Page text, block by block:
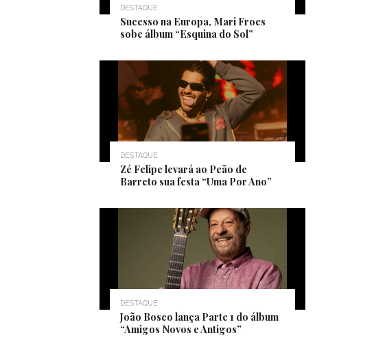
DESTAQUE
Sucesso na Europa, Mari Froes
sobe álbum “Esquina do Sol”
DESTAQUE
Zé Felipe levará ao Peão de
Barreto sua festa “Uma Por Ano”
DESTAQUE
João Bosco lança Parte 1 do álbum
“Amigos Novos e Antigos”